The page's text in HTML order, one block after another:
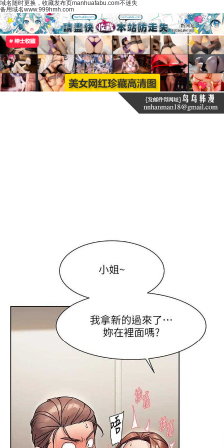
域名随时更换，收藏发布页manhuafabu.com不迷失
备用域名www.999hmh.com